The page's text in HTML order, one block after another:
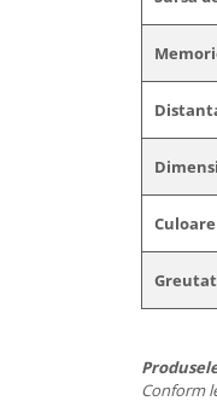
Culoare
Conform